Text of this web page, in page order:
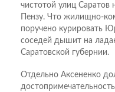
чистотой улиц Саратов
Пензу. Что жилищно-
поручено курировать
соседей дышит на
Саратовской губернии.
Отдельно Аксененко